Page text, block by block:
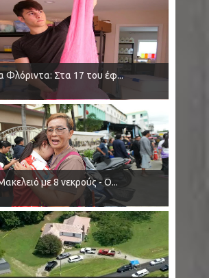
Φλόριντα: Στα 17 του έφ...
με 8 νεκρούς - Ο...